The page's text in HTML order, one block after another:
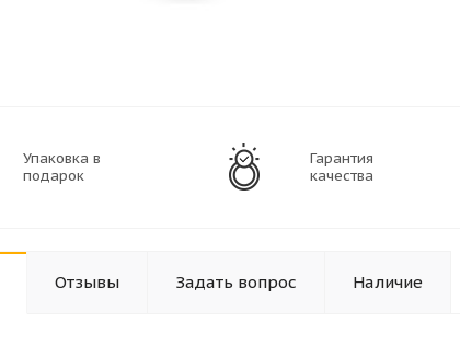
Упаковка в
подарок
Гарантия
качества
Отзывы Задать вопрос Наличие